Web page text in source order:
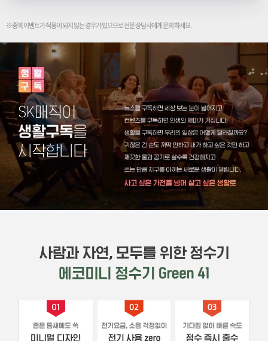
※중복 이벤트가 적용이 되지 않는 경우가 있으므로 전문 상담사에게 문의 하세요.